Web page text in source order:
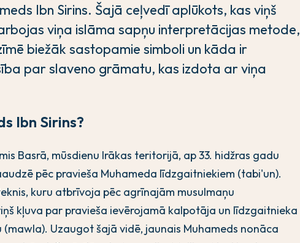
Ibn Sirins. Šajā ceļvedī aplūkots, kas viņš
viņa islāma sapņu interpretācijas metode,
biežāk sastopamie simboli un kāda ir
par slaveno grāmatu, kas izdota ar viņa
Ibn Sirins?
Basrā, mūsdienu Irākas teritorijā, ap 33. hidžras gadu
pēc pravieša Muhameda līdzgaitniekiem (tabi'un).
kuru atbrīvoja pēc agrīnajām musulmaņu
kļuva par pravieša ievērojamā kalpotāja un līdzgaitnieka
Uzaugot šajā vidē, jaunais Muhameds nonāca